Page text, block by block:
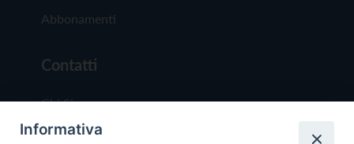
Abbonamenti
Contatti
Chi Siamo
Redazione
Informativa